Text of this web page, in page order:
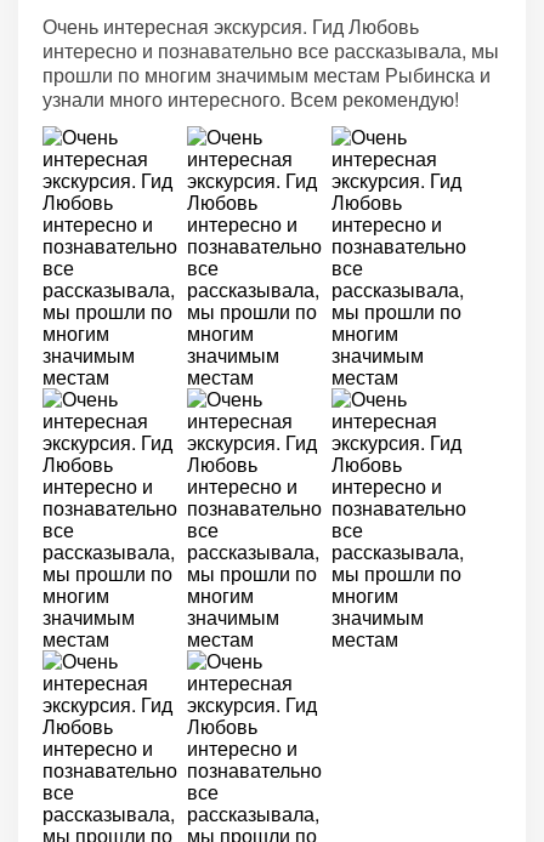
Очень интересная экскурсия. Гид Любовь
интересно и познавательно все рассказывала, мы
прошли по многим значимым местам Рыбинска и
узнали много интересного. Всем рекомендую!